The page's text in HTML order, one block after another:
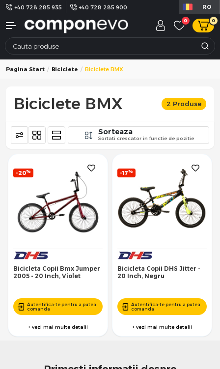
+40 728 285 935 +40 728 285 900 RO
0 0
Pagina Start Biciclete Biciclete BMX
Biciclete BMX 2 Produse
Sorteaza
Sortati crescator in functie de pozitie
-20%
Bicicleta Copii Bmx Jumper
2005 - 20 Inch, Violet
Autentifica-te pentru a putea
comanda
+ vezi mai multe detalii
-17%
Bicicleta Copii DHS Jitter -
20 Inch, Negru
Autentifica-te pentru a putea
comanda
+ vezi mai multe detalii